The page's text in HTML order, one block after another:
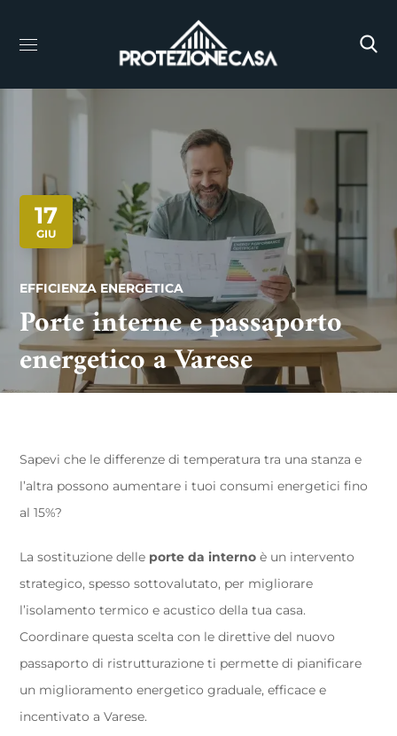
17
GIU
EFFICIENZA ENERGETICA
Porte interne e passaporto
energetico a Varese
Sapevi che le differenze di temperatura tra una stanza e
l’altra possono aumentare i tuoi consumi energetici fino
al 15%?
La sostituzione delle porte da interno è un intervento
strategico, spesso sottovalutato, per migliorare
l’isolamento termico e acustico della tua casa.
Coordinare questa scelta con le direttive del nuovo
passaporto di ristrutturazione ti permette di pianificare
un miglioramento energetico graduale, efficace e
incentivato a Varese.